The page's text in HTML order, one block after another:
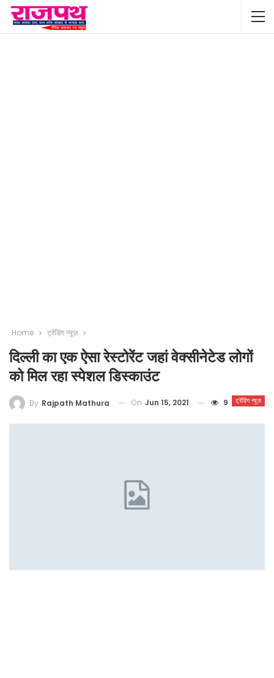
Home ट्रेंडिंग न्यूज़
दिल्ली का एक ऐसा रेस्टोरेंट जहां वेक्सीनेटेड लोगों
को मिल रहा स्पेशल डिस्काउंट
ट्रेंडिंग न्यूज़
By Rajpath Mathura On Jun 15, 2021 9